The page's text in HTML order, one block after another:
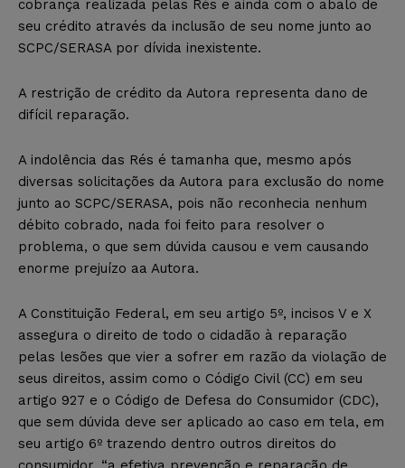
cobrança realizada pelas Rés e ainda com o abalo de
seu crédito através da inclusão de seu nome junto ao
SCPC/SERASA por dívida inexistente.
A restrição de crédito da Autora representa dano de
difícil reparação.
A indolência das Rés é tamanha que, mesmo após
diversas solicitações da Autora para exclusão do nome
junto ao SCPC/SERASA, pois não reconhecia nenhum
débito cobrado, nada foi feito para resolver o
problema, o que sem dúvida causou e vem causando
enorme prejuízo aa Autora.
A Constituição Federal, em seu artigo 5º, incisos V e X
assegura o direito de todo o cidadão à reparação
pelas lesões que vier a sofrer em razão da violação de
seus direitos, assim como o Código Civil (CC) em seu
artigo 927 e o Código de Defesa do Consumidor (CDC),
que sem dúvida deve ser aplicado ao caso em tela, em
seu artigo 6º trazendo dentro outros direitos do